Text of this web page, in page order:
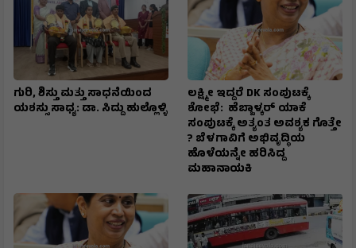
ಗುರಿ, ಶಿಸ್ತು ಮತ್ತು ಸಾಧನೆಯಿಂದ
ಯಶಸ್ಸು ಸಾಧ್ಯ: ಡಾ. ಸಿದ್ದು ಹುಲ್ಲೊಳ್ಳಿ
ಲಕ್ಷ್ಮೀ ಇದ್ದರೆ DK ಸಂಪುಟಕ್ಕೆ
ಶೋಭೆ: ಹೆಬ್ಬಾಳ್ಕರ್ ಯಾಕೆ
ಸಂಪುಟಕ್ಕೆ ಅತ್ಯಂತ ಅವಶ್ಯಕ ಗೊತ್ತೇ
? ಬೆಳಗಾವಿಗೆ ಅಭಿವೃದ್ಧಿಯ
ಹೊಳೆಯನ್ನೇ ಹರಿಸಿದ್ದ
ಮಹಾನಾಯಕಿ